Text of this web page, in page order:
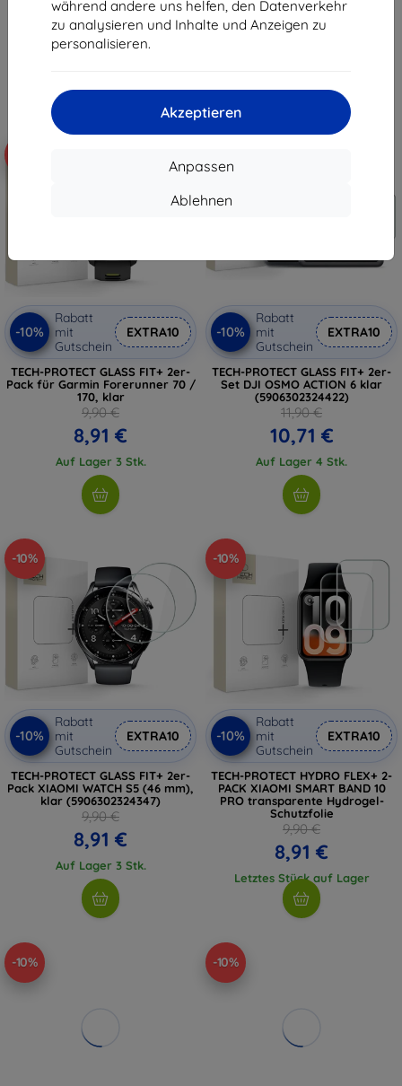
während andere uns helfen, den Datenverkehr
zu analysieren und Inhalte und Anzeigen zu
personalisieren.
Akzeptieren
Anpassen
Ablehnen
10,90 €
9,81 € 12,51 €
-10%
Rabatt
mit
Gutschein
EXTRA10
TECH-PROTECT GLASS FIT+ 2er-
Pack für Garmin Forerunner 70 /
170, klar
9,90 €
8,91 €
Auf Lager 3 Stk.
-10%
Rabatt
mit
Gutschein
EXTRA10
TECH-PROTECT GLASS FIT+ 2er-
Set DJI OSMO ACTION 6 klar
(5906302324422)
11,90 €
10,71 €
Auf Lager 4 Stk.
-10%
-10%
Rabatt
mit
Gutschein
EXTRA10
TECH-PROTECT GLASS FIT+ 2er-
Pack XIAOMI WATCH S5 (46 mm),
klar (5906302324347)
9,90 €
8,91 €
Auf Lager 3 Stk.
-10%
-10%
Rabatt
mit
Gutschein
EXTRA10
TECH-PROTECT HYDRO FLEX+ 2-
PACK XIAOMI SMART BAND 10
PRO transparente Hydrogel-
Schutzfolie
9,90 €
8,91 €
Letztes Stück auf Lager
-10% -10%